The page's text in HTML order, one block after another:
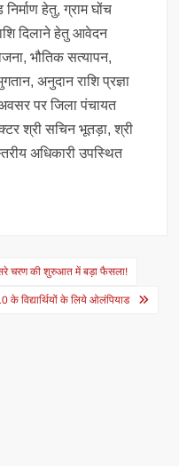
हेतु, ग्राम घोंच
दिलाने हेतु आवेदन
भौतिक सत्यापन,
अनुदान राशि प्रज्ञा
पर जिला पंचायत
श्री सचिन भूतड़ा, श्री
अधिकारी उपस्थित
चरण की शुरुआत में बड़ा फैसला!
के विद्यार्थियों के लिये ओलंपियाड